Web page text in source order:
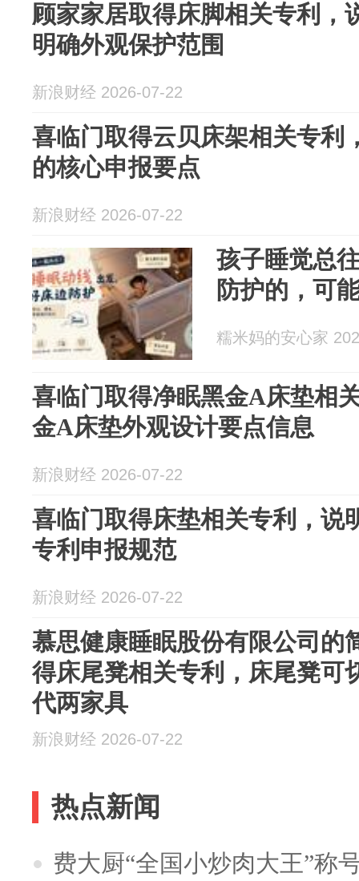
顾家家居取得床脚相关专利，
明确外观保护范围
新浪财经 2026-07-22
喜临门取得云贝床架相关专利
的核心申报要点
新浪财经 2026-07-22
孩子睡觉总
防护的，可
糯米妈的安心家
喜临门取得净眠黑金A床垫相
金A床垫外观设计要点信息
新浪财经 2026-07-22
喜临门取得床垫相关专利，说
专利申报规范
新浪财经 2026-07-22
慕思健康睡眠股份有限公司的
得床尾凳相关专利，床尾凳可
代两家具
新浪财经 2026-07-22
热点新闻
费大厨“全国小炒肉大王”称